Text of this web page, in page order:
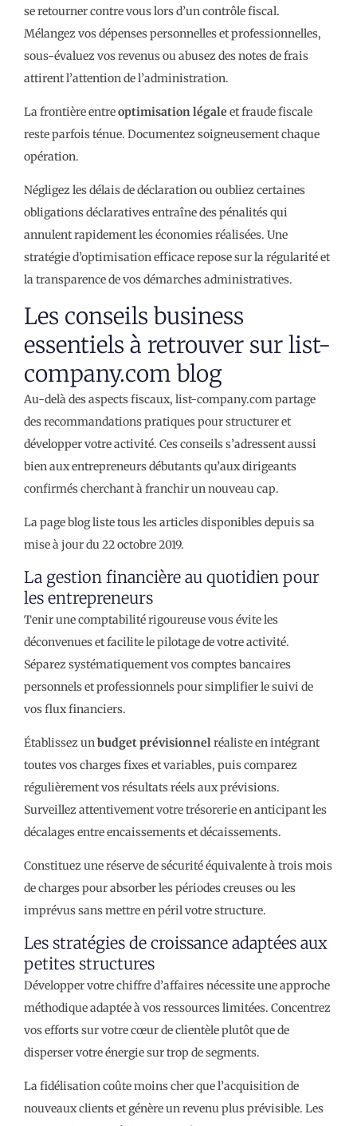
se retourner contre vous lors d’un contrôle fiscal.
Mélangez vos dépenses personnelles et professionnelles,
sous-évaluez vos revenus ou abusez des notes de frais
attirent l’attention de l’administration.
La frontière entreoptimisation légale et fraude fiscale
reste parfois ténue. Documentez soigneusement chaque
opération.
Négligez les délais de déclaration ou oubliez certaines
obligations déclaratives entraîne des pénalités qui
annulent rapidement les économies réalisées. Une
stratégie d’optimisation efficace repose sur la régularité et
la transparence de vos démarches administratives.
Les conseils business
essentiels à retrouver sur list-
company.com blog
Au-delà des aspects fiscaux, list-company.com partage
des recommandations pratiques pour structurer et
développer votre activité. Ces conseils s’adressent aussi
bien aux entrepreneurs débutants qu’aux dirigeants
confirmés cherchant à franchir un nouveau cap.
La page blog liste tous les articles disponibles depuis sa
mise à jour du 22 octobre 2019.
La gestion financière au quotidien pour
les entrepreneurs
Tenir une comptabilité rigoureuse vous évite les
déconvenues et facilite le pilotage de votre activité.
Séparez systématiquement vos comptes bancaires
personnels et professionnels pour simplifier le suivi de
vos flux financiers.
Établissez unbudget prévisionnelréaliste en intégrant
toutes vos charges fixes et variables, puis comparez
régulièrement vos résultats réels aux prévisions.
Surveillez attentivement votre trésorerie en anticipant les
décalages entre encaissements et décaissements.
Constituez une réserve de sécurité équivalente à trois mois
de charges pour absorber les périodes creuses ou les
imprévus sans mettre en péril votre structure.
Les stratégies de croissance adaptées aux
petites structures
Développer votre chiffre d’affaires nécessite une approche
méthodique adaptée à vos ressources limitées. Concentrez
vos efforts sur votre cœur de clientèle plutôt que de
disperser votre énergie sur trop de segments.
La fidélisation coûte moins cher que l’acquisition de
nouveaux clients et génère un revenu plus prévisible. Les